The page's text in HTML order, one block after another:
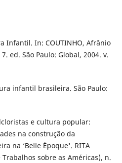
Infantil. In: COUTINHO, Afrânio
ed. São Paulo: Global, 2004. v.
infantil brasileira. São Paulo:
e cultura popular:
na construção da
na ‘Belle Époque'. RITA
sobre as Américas), n.